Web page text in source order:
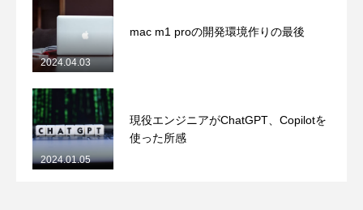
mac m1 proの開発環境作りの最後
2024.04.03
現役エンジニアがChatGPT、Copilotを
使った所感
2024.01.05